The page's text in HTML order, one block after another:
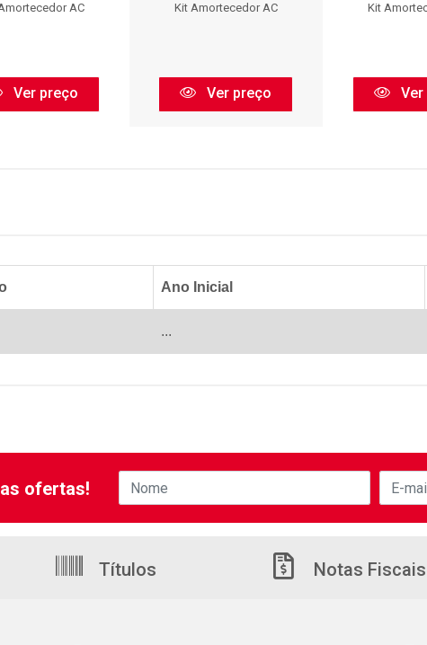
AC
Ver preço
Kit Amortecedor AC
Ver preço
Kit
Ver
Ano Inicial
...
ofertas!
Títulos Notas Fiscais